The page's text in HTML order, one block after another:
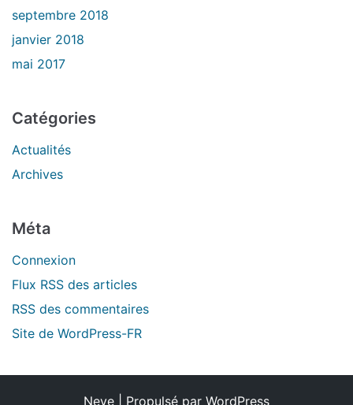
septembre 2018
janvier 2018
mai 2017
Catégories
Actualités
Archives
Méta
Connexion
Flux RSS des articles
RSS des commentaires
Site de WordPress-FR
Neve | Propulsé par WordPress